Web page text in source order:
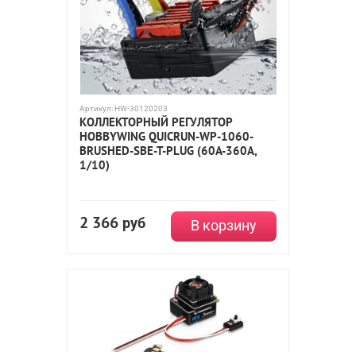
Артикул: HW-30120203
КОЛЛЕКТОРНЫЙ РЕГУЛЯТОР
HOBBYWING QUICRUN-WP-1060-
BRUSHED-SBE-T-PLUG (60A-360A,
1/10)
2 366 руб В корзину